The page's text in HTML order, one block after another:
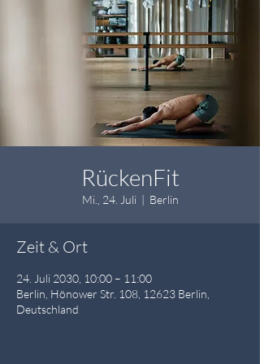
RückenFit
Mi., 24. Juli
  |
Berlin
Zeit & Ort
24. Juli 2030, 10:00 – 11:00
Berlin, Hönower Str. 108, 12623 Berlin,
Deutschland